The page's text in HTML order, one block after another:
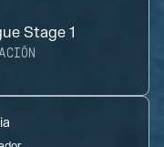
Stage 1